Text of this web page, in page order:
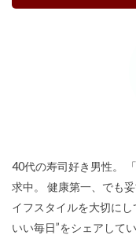
40代の寿司好き男性。
求中。 健康第一、でも
イフスタイルを大切に
いい毎日”をシェアしてい